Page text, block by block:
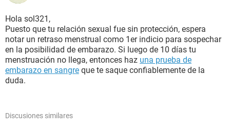
Hola sol321,
Puesto que tu relación sexual fue sin protección, espera
notar un retraso menstrual como 1er indicio para sospechar
en la posibilidad de embarazo. Si luego de 10 días tu
menstruación no llega, entonces haz una prueba de
embarazo en sangre que te saque confiablemente de la
duda.
Discusiones similares